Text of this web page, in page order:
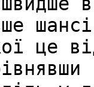
це